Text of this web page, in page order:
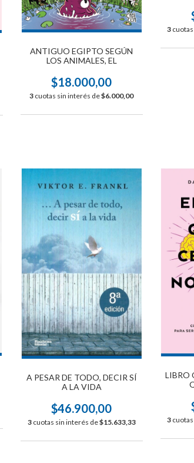
ANTIGUO EGIPTO SEGÚN
LOS ANIMALES, EL
$18.000,00
3 cuotas sin interés de$6.000,00
3
A PESAR DE TODO, DECIR SÍ
A LA VIDA
$46.900,00
3 cuotas sin interés de$15.633,33
LIBRO
3